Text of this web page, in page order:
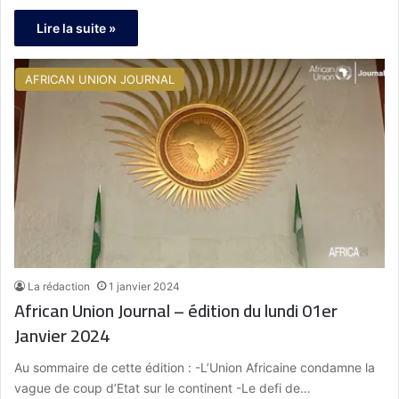
Lire la suite »
AFRICAN UNION JOURNAL
La rédaction 1 janvier 2024
African Union Journal – édition du lundi 01er
Janvier 2024
Au sommaire de cette édition : -L’Union Africaine condamne la
vague de coup d’Etat sur le continent -Le defi de…